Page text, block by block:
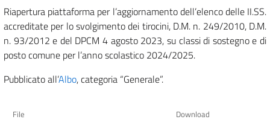
Riapertura piattaforma per l’aggiornamento dell’elenco delle II.SS.
accreditate per lo svolgimento dei tirocini, D.M. n. 249/2010, D.M.
n. 93/2012 e del DPCM 4 agosto 2023, su classi di sostegno e di
posto comune per l’anno scolastico 2024/2025.
Pubblicato all’Albo, categoria “Generale”.
File Download